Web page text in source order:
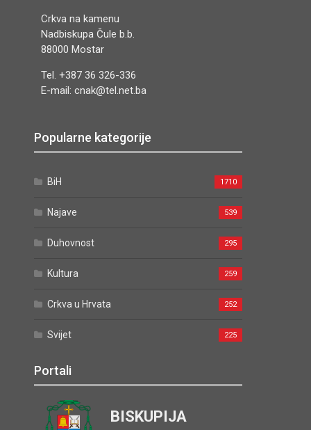
Crkva na kamenu
Nadbiskupa Čule b.b.
88000 Mostar
Tel. +387 36 326-336
E-mail: cnak@tel.net.ba
Popularne kategorije
BiH 1710
Najave 539
Duhovnost 295
Kultura 259
Crkva u Hrvata 252
Svijet 225
Portali
BISKUPIJA